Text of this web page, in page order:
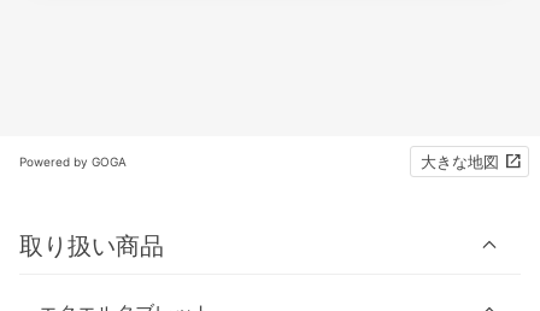
Powered by GOGA 大きな地図
取り扱い商品